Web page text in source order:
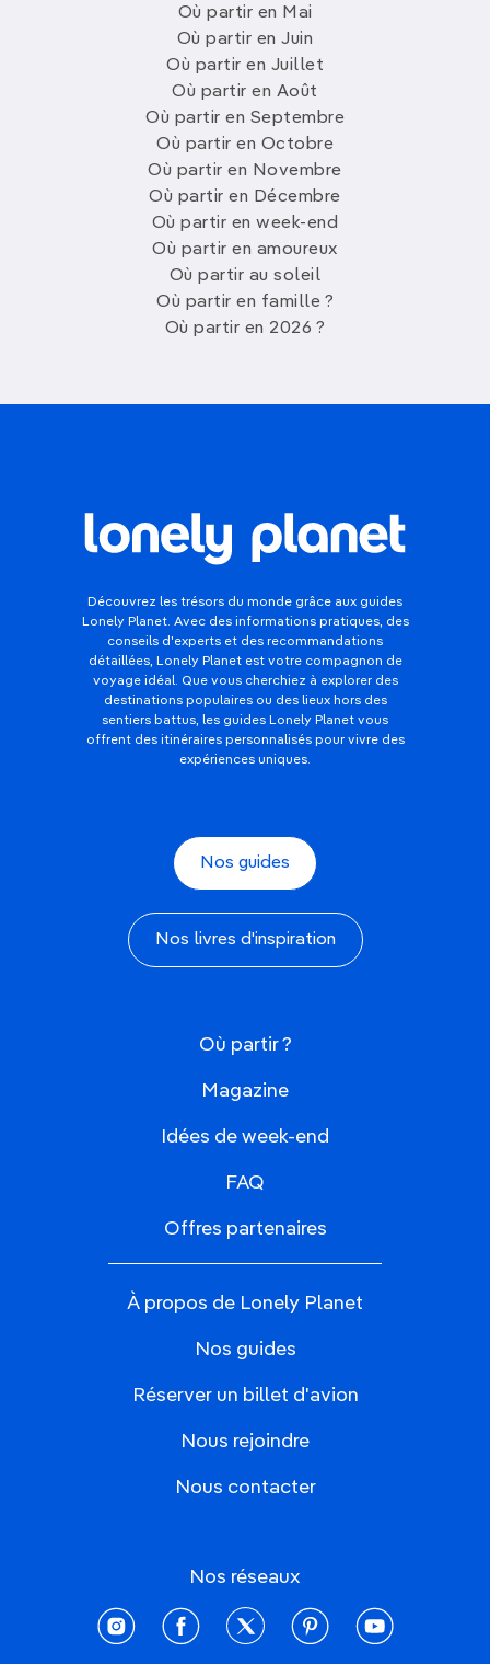
Où partir en Mai
Où partir en Juin
Où partir en Juillet
Où partir en Août
Où partir en Septembre
Où partir en Octobre
Où partir en Novembre
Où partir en Décembre
Où partir en week-end
Où partir en amoureux
Où partir au soleil
Où partir en famille ?
Où partir en 2026 ?
Découvrez les trésors du monde grâce aux guides
Lonely Planet. Avec des informations pratiques, des
conseils d'experts et des recommandations
détaillées, Lonely Planet est votre compagnon de
voyage idéal. Que vous cherchiez à explorer des
destinations populaires ou des lieux hors des
sentiers battus, les guides Lonely Planet vous
offrent des itinéraires personnalisés pour vivre des
expériences uniques.
Nos guides
Nos livres d'inspiration
Où partir ?
Magazine
Idées de week-end
FAQ
Offres partenaires
À propos de Lonely Planet
Nos guides
Réserver un billet d'avion
Nous rejoindre
Nous contacter
Nos réseaux
instagramfacebooktwitter pinterestyoutube